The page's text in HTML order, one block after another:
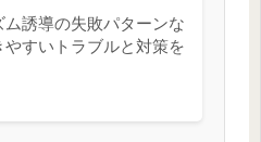
ム誘導の失敗パターンな
やすいトラブルと対策を